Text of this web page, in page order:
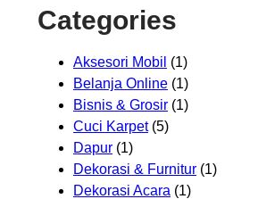
Categories
Aksesori Mobil (1)
Belanja Online (1)
Bisnis & Grosir (1)
Cuci Karpet(5)
Dapur (1)
Dekorasi & Furnitur (1)
Dekorasi Acara (1)